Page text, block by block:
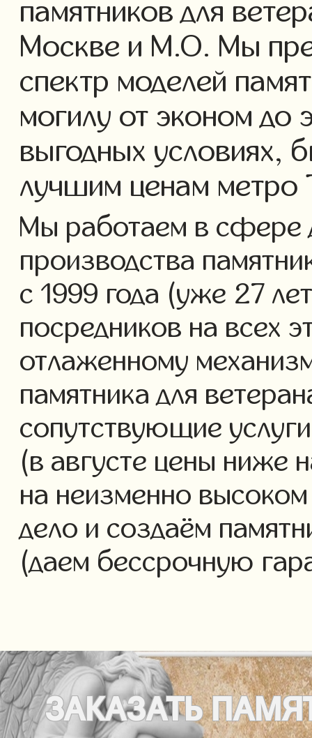
памятников для
Москве и М.О. Мы
спектр моделей
могилу от эконом до
выгодных условиях,
лучшим ценам метро
Мы работаем в сфере
производства
с 1999 года (уже 27
посредников на всех
отлаженному
памятника для
сопутствующие
(в августе цены ниже
на неизменно
дело и создаём
(даем бессрочную
ЗАКАЗАТЬ